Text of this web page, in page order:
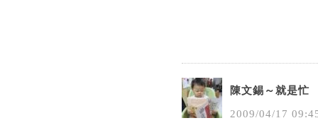
陳文錫～就是忙
2009/04/17 09: